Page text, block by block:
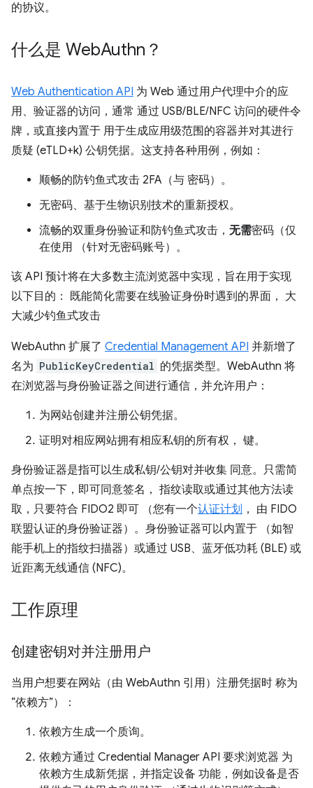
的协议。
什么是 WebAuthn？
Web Authentication API 为 Web 通过用户代理中介的应
用、验证器的访问，通常 通过 USB/BLE/NFC 访问的硬件令
牌，或直接内置于 用于生成应用级范围的容器并对其进行
质疑 (eTLD+k) 公钥凭据。这支持各种用例，例如：
顺畅的防钓鱼式攻击 2FA（与 密码）。
无密码、基于生物识别技术的重新授权。
流畅的双重身份验证和防钓鱼式攻击， 无需密码（仅
在使用 （针对无密码账号）。
该 API 预计将在大多数主流浏览器中实现，旨在用于实现
以下目的： 既能简化需要在线验证身份时遇到的界面， 大
大减少钓鱼式攻击
WebAuthn 扩展了 Credential Management API 并新增了
名为 PublicKeyCredential 的凭据类型。WebAuthn 将
在浏览器与身份验证器之间进行通信，并允许用户：
为网站创建并注册公钥凭据。
证明对相应网站拥有相应私钥的所有权， 键。
身份验证器是指可以生成私钥/公钥对并收集 同意。只需简
单点按一下，即可同意签名， 指纹读取或通过其他方法读
取，只要符合 FIDO2 即可 （您有一个认证计划 ， 由 FIDO
联盟认证的身份验证器）。身份验证器可以内置于 （如智
能手机上的指纹扫描器）或通过 USB、蓝牙低功耗 (BLE) 或
近距离无线通信 (NFC)。
工作原理
创建密钥对并注册用户
当用户想要在网站（由 WebAuthn 引用）注册凭据时 称为
“依赖方”）：
依赖方生成一个质询。
依赖方通过 Credential Manager API 要求浏览器 为
依赖方生成新凭据，并指定设备 功能，例如设备是否